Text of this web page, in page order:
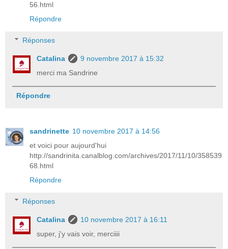
56.html
Répondre
Réponses
Catalina
9 novembre 2017 à 15:32
merci ma Sandrine
Répondre
sandrinette 10 novembre 2017 à 14:56
et voici pour aujourd'hui
http://sandrinita.canalblog.com/archives/2017/11/10/358539
68.html
Répondre
Réponses
Catalina
10 novembre 2017 à 16:11
super, j'y vais voir, merciiii